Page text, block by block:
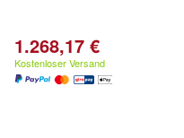
1.268,17 €
Kostenloser Versand